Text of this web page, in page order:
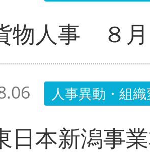
物人事 ８
人事異動・組
日本新潟事